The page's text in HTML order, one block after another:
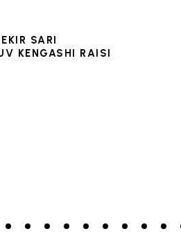
SARI
KENGASHI RAISI